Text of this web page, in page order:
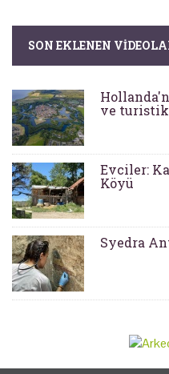
SON EKLENEN
ve
Evciler:
Köyü
Syedra